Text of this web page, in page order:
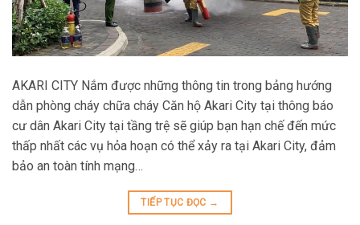
AKARI CITY Nắm được những thông tin trong bảng hướng
dẫn phòng cháy chữa cháy Căn hộ Akari City tại thông báo
cư dân Akari City tại tầng trệ sẽ giúp bạn hạn chế đến mức
thấp nhất các vụ hỏa hoạn có thể xảy ra tại Akari City, đảm
bảo an toàn tính mạng…
TIẾP TỤC ĐỌC →